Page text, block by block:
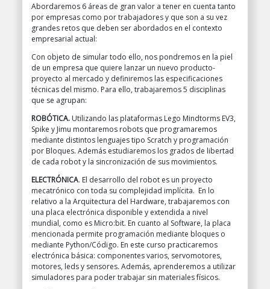
Abordaremos 6 áreas de gran valor a tener en cuenta tanto
por empresas como por trabajadores y que son a su vez
grandes retos que deben ser abordados en el contexto
empresarial actual:
Con objeto de simular todo ello, nos pondremos en la piel
de un empresa que quiere lanzar un nuevo producto-
proyecto al mercado y definiremos las especificaciones
técnicas del mismo. Para ello, trabajaremos 5 disciplinas
que se agrupan:
ROBÓTICA. Utilizando las plataformas Lego Mindtorms EV3,
Spike y Jimu montaremos robots que programaremos
mediante distintos lenguajes tipo Scratch y programación
por Bloques. Además estudiaremos los grados de libertad
de cada robot y la sincronización de sus movimientos.
ELECTRÓNICA. El desarrollo del robot es un proyecto
mecatrónico con toda su complejidad implícita. En lo
relativo a la Arquitectura del Hardware, trabajaremos con
una placa electrónica disponible y extendida a nivel
mundial, como es Micro:bit. En cuanto al Software, la placa
mencionada permite programación mediante bloques o
mediante Python/Código. En este curso practicaremos
electrónica básica: componentes varios, servomotores,
motores, leds y sensores. Además, aprenderemos a utilizar
simuladores para poder trabajar sin materiales físicos.